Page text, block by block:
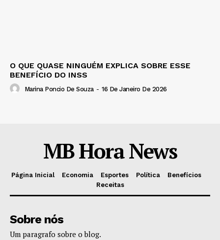
O QUE QUASE NINGUÉM EXPLICA SOBRE ESSE
BENEFÍCIO DO INSS
Marina Poncio De Souza - 16 De Janeiro De 2026
MB Hora News
Página Inicial Economia Esportes Política
Benefícios
Receitas
Sobre nós
Um paragrafo sobre o blog.